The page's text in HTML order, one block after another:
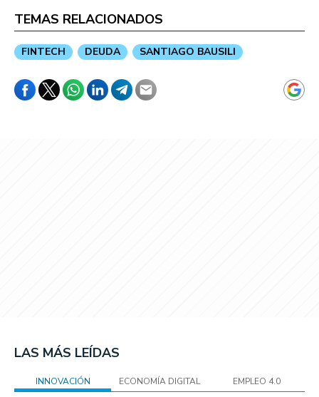
TEMAS RELACIONADOS
FINTECH DEUDA SANTIAGO BAUSILI
LAS MÁS LEÍDAS
INNOVACIÓN ECONOMÍA DIGITAL EMPLEO 4.0